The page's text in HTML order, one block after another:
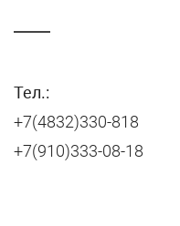
Тел.:
+7(4832)330-818
+7(910)333-08-18